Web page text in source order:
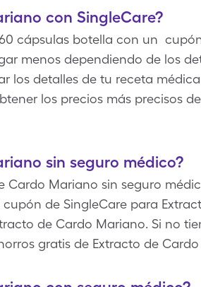
con SingleCare?
cápsulas botella con un
menos dependiendo de los
los detalles de tu receta médica
los precios más precisos
sin seguro médico?
Mariano sin seguro
de SingleCare para
de Cardo Mariano. Si no
gratis de Extracto de